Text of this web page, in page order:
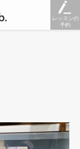
レッスンの
予約